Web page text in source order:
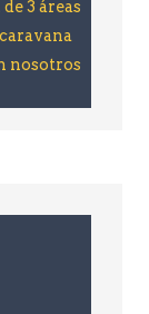
3 áreas
nosotros